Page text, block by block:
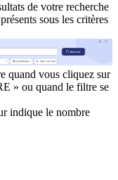
de votre recherche
sous les critères
quand vous cliquez sur
» ou quand le filtre se
indique le nombre